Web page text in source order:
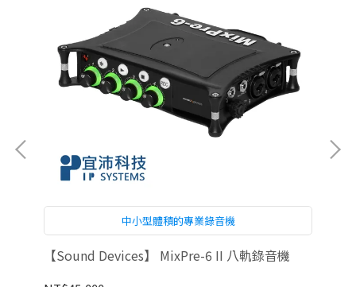
中小型體積的專業錄音機
【Sound Devices】 MixPre-6 II 八軌錄音機